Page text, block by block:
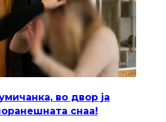
во двор ја
снаа!